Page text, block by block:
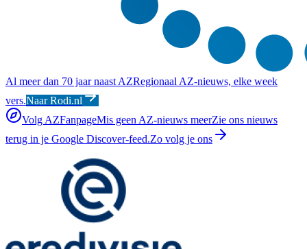
Al meer dan 70 jaar naast AZRegionaal AZ-nieuws, elke week
vers.Naar Rodi.nl
Volg AZFanpageMis geen AZ-nieuws meerZie ons nieuws
terug in je Google Discover-feed.Zo volg je ons